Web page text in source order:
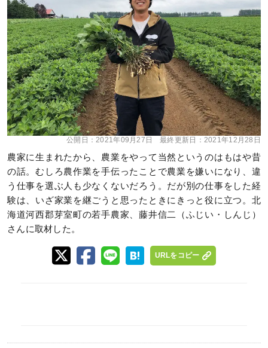
公開日：2021年09月27日 最終更新日： 2021年12月28日
農家に生まれたから、農業をやって当然というのはもはや昔
の話。むしろ農作業を手伝ったことで農業を嫌いになり、違
う仕事を選ぶ人も少なくないだろう。だが別の仕事をした経
験は、いざ家業を継ごうと思ったときにきっと役に立つ。北
海道河西郡芽室町の若手農家、藤井信二（ふじい・しんじ）
さんに取材した。
URLをコピー